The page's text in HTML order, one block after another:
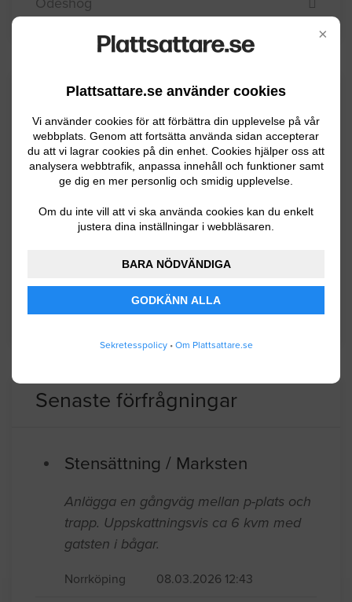
×
Plattsattare.se använder cookies
Vi använder cookies för att förbättra din upplevelse på vår
webbplats. Genom att fortsätta använda sidan accepterar
du att vi lagrar cookies på din enhet. Cookies hjälper oss att
analysera webbtrafik, anpassa innehåll och funktioner samt
ge dig en mer personlig och smidig upplevelse.
Om du inte vill att vi ska använda cookies kan du enkelt
justera dina inställningar i webbläsaren.
BARA NÖDVÄNDIGA
GODKÄNN ALLA
Sekretesspolicy• Om Plattsattare.se
Kommuninformation
Söderköping är en kommun i Östergötland
som korsas av Göta kanal och har knappt
skärgård i öster St Anna men även uppodlade
domineras av turism och tillverkningsindustri.
Senaste förfrågningar
Stensättning / Marksten
Anlägga en gångväg mellan p-plats och
trapp. Uppskattningsvis ca 6 kvm med
gatsten i bågar.
Norrköping 08.03.2026 12:43